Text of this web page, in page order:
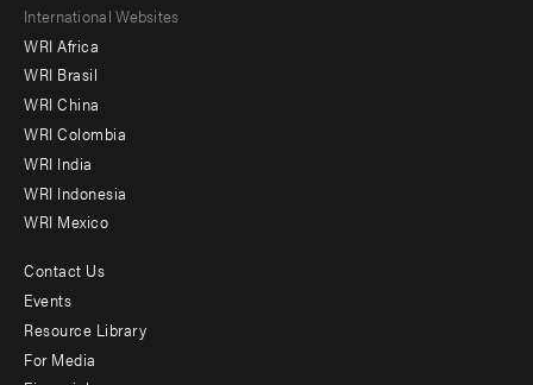
Footer
menu
-
Offices
International Websites
WRI Africa
WRI Brasil
WRI China
WRI Colombia
WRI India
WRI Indonesia
WRI Mexico
Footer
menu
-
Contact Us
Events
Resource Library
For Media